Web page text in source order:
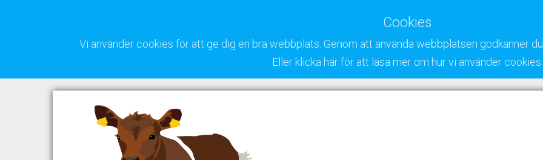
Cookies
Vi använder cookies för att ge dig en bra webbplats. Genom att använda webbplatsen godkänner
Eller klicka här för att läsa mer om hur vi använder cookies.